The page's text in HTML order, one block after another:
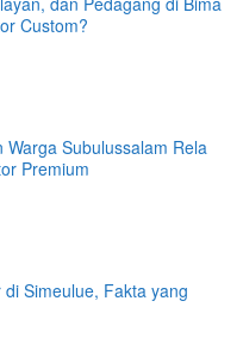
Custom?
Warga Subulussalam Rela
Premium
Simeulue, Fakta yang